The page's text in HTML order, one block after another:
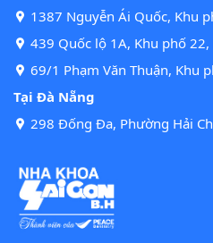
1387 Nguyễn Ái Quốc, Khu
439 Quốc lộ 1A, Khu phố
69/1 Phạm Văn Thuận, Khu
Tại Đà Nẵng
298 Đống Đa, Phường Hải